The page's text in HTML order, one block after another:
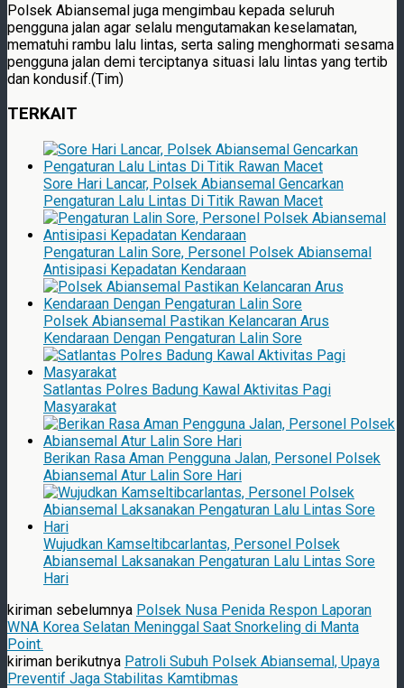
Polsek Abiansemal juga mengimbau kepada seluruh
pengguna jalan agar selalu mengutamakan keselamatan,
mematuhi rambu lalu lintas, serta saling menghormati sesama
pengguna jalan demi terciptanya situasi lalu lintas yang tertib
dan kondusif.(Tim)
TERKAIT
Sore Hari Lancar, Polsek Abiansemal Gencarkan
Pengaturan Lalu Lintas Di Titik Rawan Macet
Pengaturan Lalin Sore, Personel Polsek Abiansemal
Antisipasi Kepadatan Kendaraan
Polsek Abiansemal Pastikan Kelancaran Arus
Kendaraan Dengan Pengaturan Lalin Sore
Satlantas Polres Badung Kawal Aktivitas Pagi
Masyarakat
Berikan Rasa Aman Pengguna Jalan, Personel Polsek
Abiansemal Atur Lalin Sore Hari
Wujudkan Kamseltibcarlantas, Personel Polsek
Abiansemal Laksanakan Pengaturan Lalu Lintas Sore
Hari
kiriman sebelumnya Polsek Nusa Penida Respon Laporan
WNA Korea Selatan Meninggal Saat Snorkeling di Manta
Point.
kiriman berikutnya Patroli Subuh Polsek Abiansemal, Upaya
Preventif Jaga Stabilitas Kamtibmas